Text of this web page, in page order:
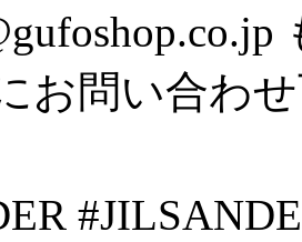
お問い合わ